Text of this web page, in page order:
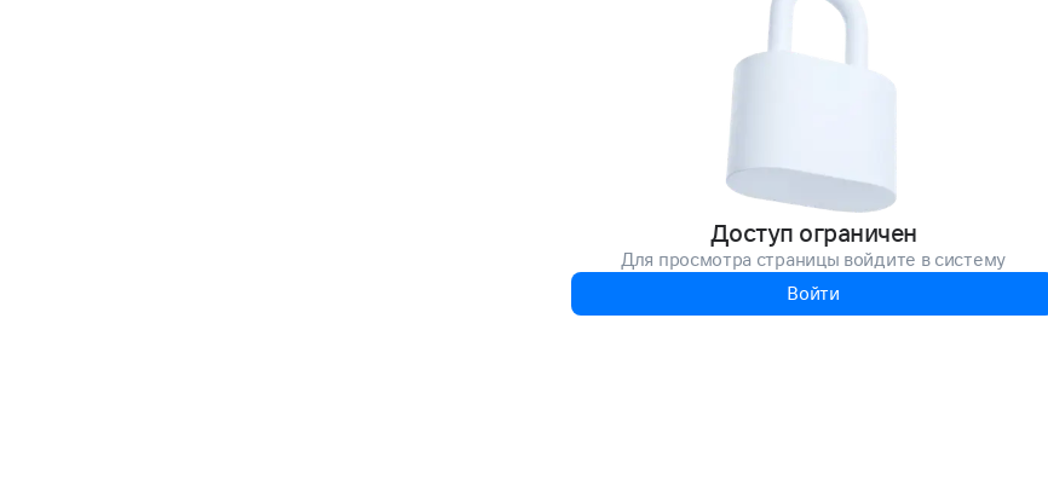
Доступ ограничен
Для просмотра страницы войдите в систему
Войти